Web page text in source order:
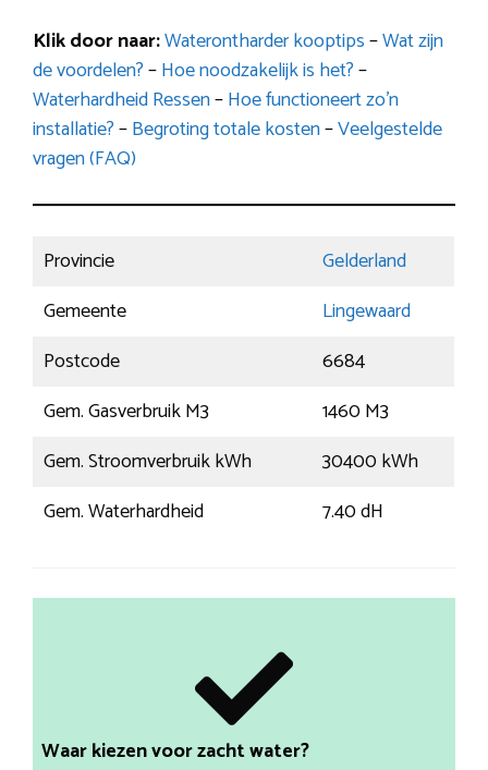
Klik door naar:Waterontharder kooptips–Wat zijn
de voordelen?–Hoe noodzakelijk is het?–
Waterhardheid Ressen–Hoe functioneert zo’n
installatie?–Begroting totale kosten–Veelgestelde
vragen (FAQ)
Provincie
Gelderland
Gemeente
Lingewaard
Postcode
6684
Gem. Gasverbruik M3
1460 M3
Gem. Stroomverbruik kWh
30400 kWh
Gem. Waterhardheid
7.40 dH
Waar kiezen voor zacht water?